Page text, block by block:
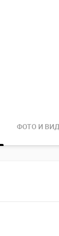
ФОТО И